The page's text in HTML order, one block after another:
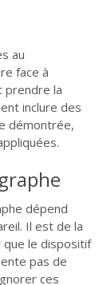
au
face à
prendre la
inclure des
démontrée,
dépend
Il est de la
que le dispositif
pas de
ces